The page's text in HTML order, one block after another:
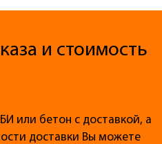
и стоимость
или бетон с доставкой, а
доставки Вы можете